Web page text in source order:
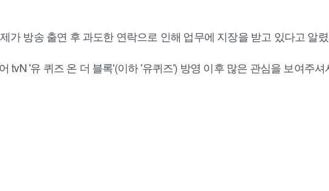
가 방송 출연 후 과도한 연락으로 인해 업무에 지장을 받고 있다고 알
tvN '유 퀴즈 온 더 블록'(이하 '유퀴즈') 방영 이후 많은 관심을 보여주